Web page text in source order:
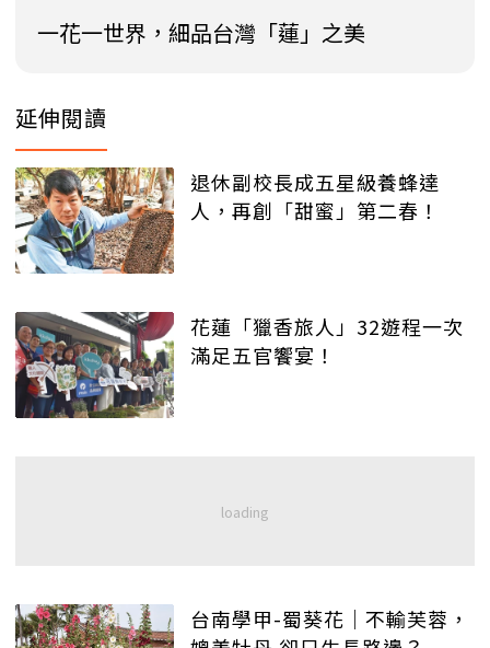
一花一世界，細品台灣「蓮」之美
延伸閱讀
退休副校長成五星級養蜂達
人，再創「甜蜜」第二春！
花蓮「獵香旅人」32遊程一次
滿足五官饗宴！
台南學甲-蜀葵花｜不輸芙蓉，